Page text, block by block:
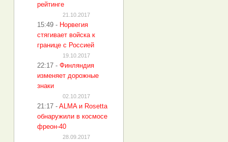
рейтинге
21.10.2017
15:49 - Норвегия
стягивает войска к
границе с Россией
19.10.2017
22:17 - Финляндия
изменяет дорожные
знаки
02.10.2017
21:17 - ALMA и Rosetta
обнаружили в космосе
фреон-40
28.09.2017